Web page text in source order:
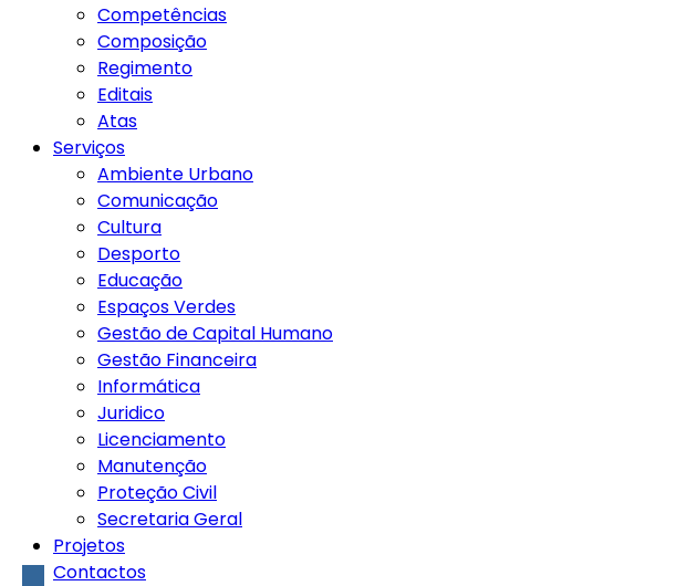
Competências
Composição
Regimento
Editais
Atas
Serviços
Ambiente Urbano
Comunicação
Cultura
Desporto
Educação
Espaços Verdes
Gestão de Capital Humano
Gestão Financeira
Informática
Juridico
Licenciamento
Manutenção
Proteção Civil
Secretaria Geral
Projetos
Contactos